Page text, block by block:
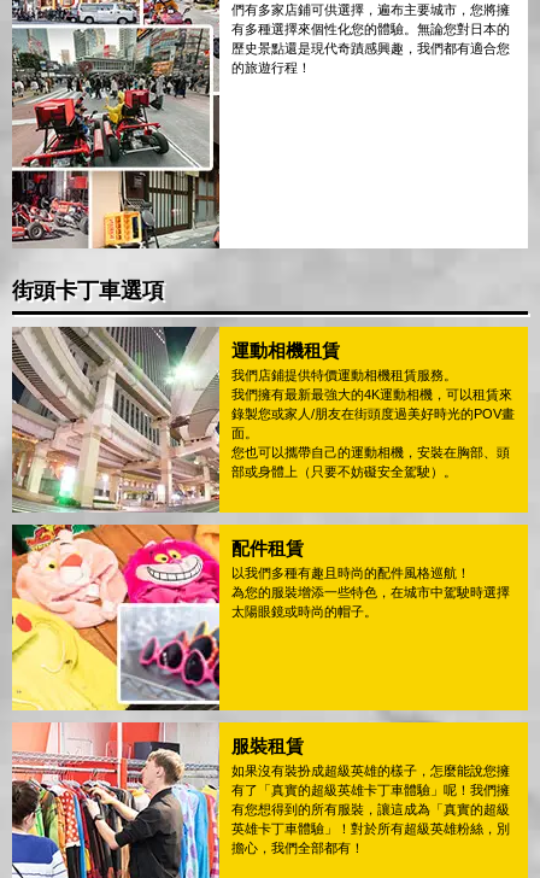
們有多家店鋪可供選擇，遍布主要城市，您將擁
有多種選擇來個性化您的體驗。無論您對日本的
歷史景點還是現代奇蹟感興趣，我們都有適合您
的旅遊行程！
街頭卡丁車選項
運動相機租賃
我們店鋪提供特價運動相機租賃服務。
我們擁有最新最強大的4K運動相機，可以租賃來
錄製您或家人/朋友在街頭度過美好時光的POV畫
面。
您也可以攜帶自己的運動相機，安裝在胸部、頭
部或身體上（只要不妨礙安全駕駛）。
配件租賃
以我們多種有趣且時尚的配件風格巡航！
為您的服裝增添一些特色，在城市中駕駛時選擇
太陽眼鏡或時尚的帽子。
服裝租賃
如果沒有裝扮成超級英雄的樣子，怎麼能說您擁
有了「真實的超級英雄卡丁車體驗」呢！我們擁
有您想得到的所有服裝，讓這成為「真實的超級
英雄卡丁車體驗」！對於所有超級英雄粉絲，別
擔心，我們全部都有！